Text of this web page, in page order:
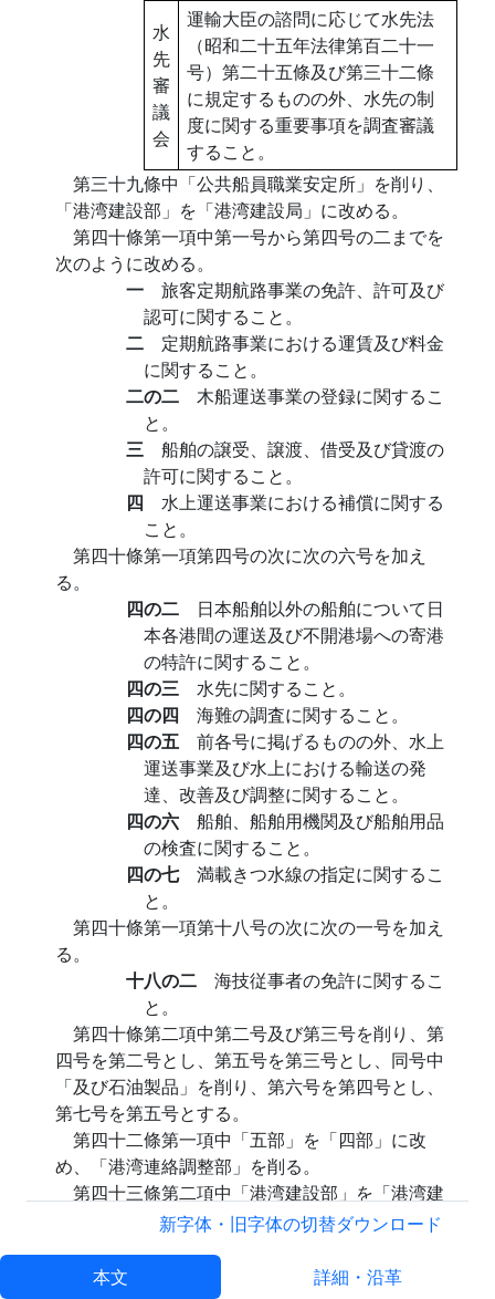
水
先
審
議
会
運輸大臣の諮問に応じて水先法
（昭和二十五年法律第百二十一
号）第二十五條及び第三十二條
に規定するものの外、水先の制
度に関する重要事項を調査審議
すること。
第三十九條中「公共船員職業安定所」を削り、
「港湾建設部」を「港湾建設局」に改める。
第四十條第一項中第一号から第四号の二までを
次のように改める。
一 旅客定期航路事業の免許、許可及び
認可に関すること。
二 定期航路事業における運賃及び料金
に関すること。
二の二 木船運送事業の登録に関するこ
と。
三 船舶の譲受、譲渡、借受及び貸渡の
許可に関すること。
四 水上運送事業における補償に関する
こと。
第四十條第一項第四号の次に次の六号を加え
る。
四の二 日本船舶以外の船舶について日
本各港間の運送及び不開港場への寄港
の特許に関すること。
四の三 水先に関すること。
四の四 海難の調査に関すること。
四の五 前各号に掲げるものの外、水上
運送事業及び水上における輸送の発
達、改善及び調整に関すること。
四の六 船舶、船舶用機関及び船舶用品
の検査に関すること。
四の七 満載きつ水線の指定に関するこ
と。
第四十條第一項第十八号の次に次の一号を加え
る。
十八の二 海技従事者の免許に関するこ
と。
第四十條第二項中第二号及び第三号を削り、第
四号を第二号とし、第五号を第三号とし、同号中
「及び石油製品」を削り、第六号を第四号とし、
第七号を第五号とする。
第四十二條第一項中「五部」を「四部」に改
め、「港湾連絡調整部」を削る。
第四十三條第二項中「港湾建設部」を「港湾建
設局」に改める。
所」を削り、第四十五條を次のように改める。
新字体・旧字体の切替ダウンロード
本文 詳細・沿革